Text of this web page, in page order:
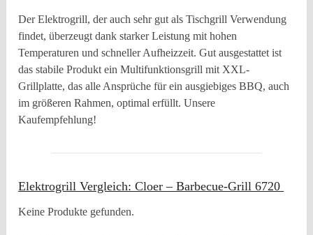
Der Elektrogrill, der auch sehr gut als Tischgrill Verwendung
findet, überzeugt dank starker Leistung mit hohen
Temperaturen und schneller Aufheizzeit. Gut ausgestattet ist
das stabile Produkt ein Multifunktionsgrill mit XXL-
Grillplatte, das alle Ansprüche für ein ausgiebiges BBQ, auch
im größeren Rahmen, optimal erfüllt. Unsere
Kaufempfehlung!
Elektrogrill Vergleich: Cloer – Barbecue-Grill 6720
Keine Produkte gefunden.